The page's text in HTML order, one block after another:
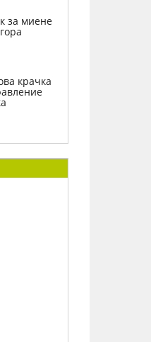
за миене
крачка